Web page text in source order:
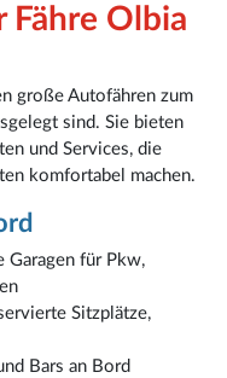
Fähre Olbia
große Autofähren zum
sind. Sie bieten
und Services, die
komfortabel machen.
Garagen für Pkw,
Sitzplätze,
Bars an Bord